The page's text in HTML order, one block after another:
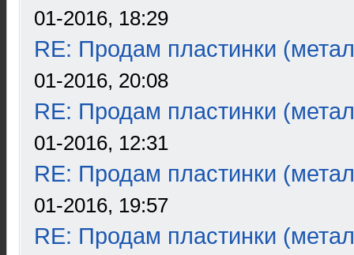
01-2016, 18:29
RE: Продам пластинки
01-2016, 20:08
RE: Продам пластинки
01-2016, 12:31
RE: Продам пластинки
01-2016, 19:57
RE: Продам пластинки